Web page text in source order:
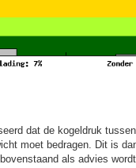
dat de kogeldruk
moet bedragen. Dit is
als advies